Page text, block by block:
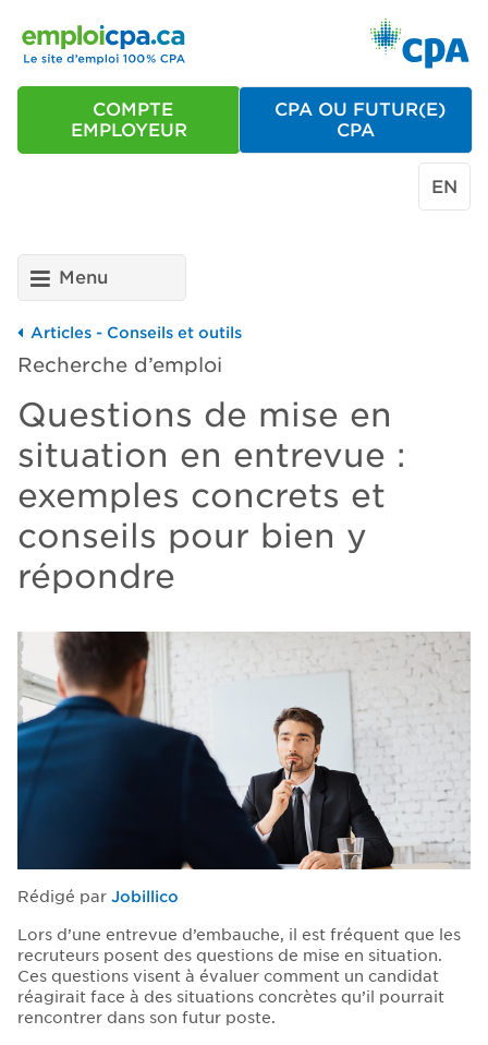
COMPTE
EMPLOYEUR
CPA OU FUTUR(E)
CPA
EN
Menu
Articles - Conseils et outils
Recherche d’emploi
Questions de mise en
situation en entrevue :
exemples concrets et
conseils pour bien y
répondre
Rédigé par Jobillico
Lors d’une entrevue d’embauche, il est fréquent que les
recruteurs posent des questions de mise en situation.
Ces questions visent à évaluer comment un candidat
réagirait face à des situations concrètes qu’il pourrait
rencontrer dans son futur poste.